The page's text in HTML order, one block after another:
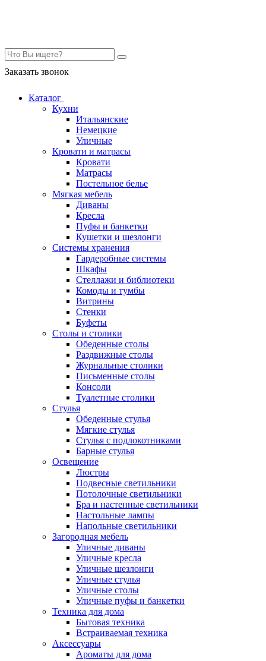
Заказать звонок
Каталог
Кухни
Итальянские
Немецкие
Уличные
Кровати и матрасы
Кровати
Матрасы
Постельное белье
Мягкая мебель
Диваны
Кресла
Пуфы и банкетки
Кушетки и шезлонги
Системы хранения
Гардеробные системы
Шкафы
Стеллажи и библиотеки
Комоды и тумбы
Витрины
Стенки
Буфеты
Столы и столики
Обеденные столы
Раздвижные столы
Журнальные столики
Письменные столы
Консоли
Туалетные столики
Стулья
Обеденные стулья
Мягкие стулья
Стулья с подлокотниками
Барные стулья
Освещение
Люстры
Подвесные светильники
Потолочные светильники
Бра и настенные светильники
Настольные лампы
Напольные светильники
Загородная мебель
Уличные диваны
Уличные кресла
Уличные шезлонги
Уличные стулья
Уличные столы
Уличные пуфы и банкетки
Техника для дома
Бытовая техника
Встраиваемая техника
Аксессуары
Ароматы для дома